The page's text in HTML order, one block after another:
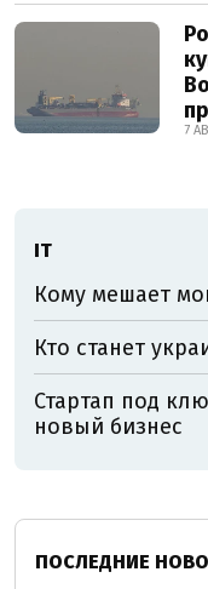
7
ІТ
Кому мешает
Кто станет
Стартап под
новый бизнес
ПОСЛЕДНИЕ